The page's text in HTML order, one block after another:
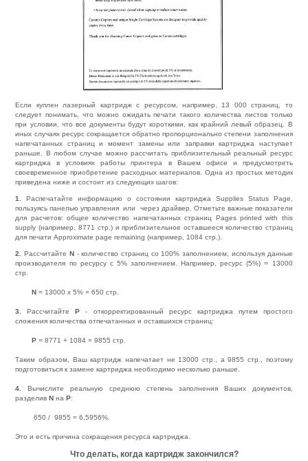
Если куплен лазерный картридж с ресурсом, например, 13 000 страниц, то
следует понимать, что можно ожидать печати такого количества листов только
при условии, что все документы будут короткими, как крайний левый образец. В
иных случаях ресурс сокращается обратно пропорционально степени заполнения
напечатанных страниц и момент замены или заправки картриджа наступает
раньше. В любом случае можно рассчитать приблизительный реальный ресурс
картриджа в условиях работы принтера в Вашем офисе и предусмотреть
своевременное приобретение расходных материалов. Одна из простых методик
приведена ниже и состоит из следующих шагов:
1.
Распечатайте информацию о состоянии картриджа Supplies Status Page,
пользуясь панелью управления или через драйвер. Отметьте важные показатели
для расчетов: общее количество напечатанных страниц Pages printed with this
supply (например, 8771 стр.) и приблизительное оставшееся количество страниц
для печати Approximate page remaining (например, 1084 стр.).
2. Рассчитайте N- количество страниц со 100% заполнением, используя данные
производителя по ресурсу с 5% заполнением. Например, ресурс (5%) = 13000
стр.
N = 13000 х 5% = 650 стр.
3.РассчитайтеР - откорректированный ресурс картриджа путем простого
сложения количества отпечатанных и оставшихся страниц:
Р = 8771 + 1084 = 9855 стр.
Таким образом, Ваш картридж напечатает не 13000 стр., а 9855 стр., поэтому
подготовиться к замене картриджа необходимо несколько раньше.
4.Вычислите реальную среднюю степень заполнения Ваших документов,
разделивN наР:
650 / 9855 = 6,5956%.
Это и есть причина сокращения ресурса картриджа.
Что делать, когда картридж закончился?